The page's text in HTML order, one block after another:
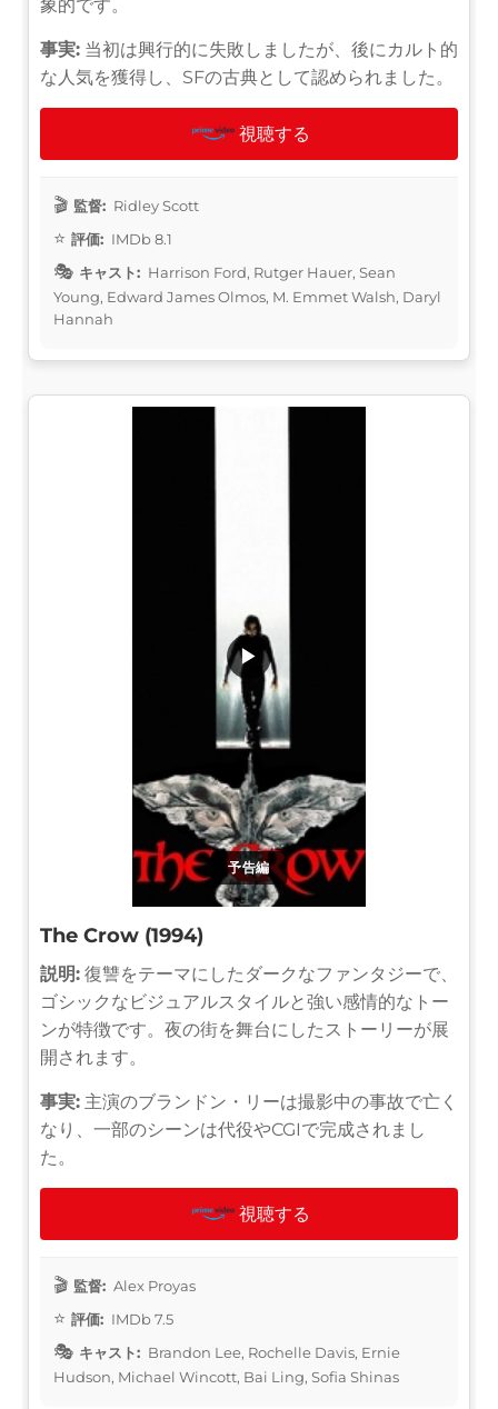
象的です。
事実: 当初は興行的に失敗しましたが、後にカルト的
な人気を獲得し、SFの古典として認められました。
視聴する
監督: Ridley Scott
評価: IMDb 8.1
キャスト: Harrison Ford, Rutger Hauer, Sean
Young, Edward James Olmos, M. Emmet Walsh, Daryl
Hannah
予告編
▶
The Crow (1994)
説明: 復讐をテーマにしたダークなファンタジーで、
ゴシックなビジュアルスタイルと強い感情的なトー
ンが特徴です。夜の街を舞台にしたストーリーが展
開されます。
事実: 主演のブランドン・リーは撮影中の事故で亡く
なり、一部のシーンは代役やCGIで完成されまし
た。
視聴する
監督: Alex Proyas
評価: IMDb 7.5
キャスト: Brandon Lee, Rochelle Davis, Ernie
Hudson, Michael Wincott, Bai Ling, Sofia Shinas